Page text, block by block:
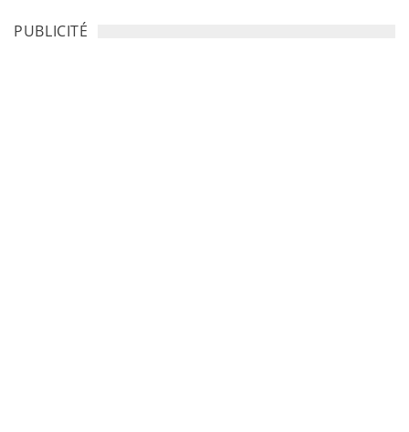
PUBLICITÉ